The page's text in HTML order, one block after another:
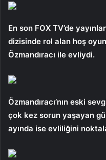
En son FOX TV’de
dizisinde rol alan hoş
Özmandıracı ile evliydi.
Özmandıracı’nın eski
çok kez sorun yaşayan
ayında ise evliliğini